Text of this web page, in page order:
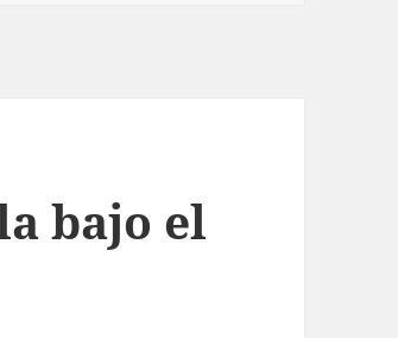
bajo el